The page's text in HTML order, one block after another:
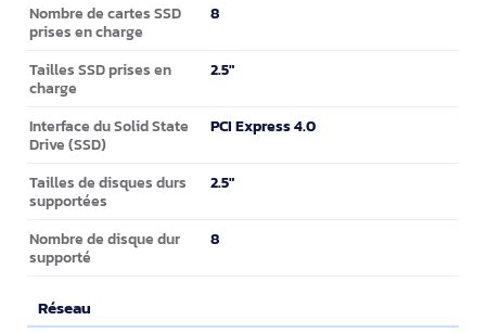
Nombre de cartes SSD
prises en charge
8
Tailles SSD prises en
charge
2.5"
Interface du Solid State
Drive (SSD)
PCI Express 4.0
Tailles de disques durs
supportées
2.5"
Nombre de disque dur
supporté
8
Réseau